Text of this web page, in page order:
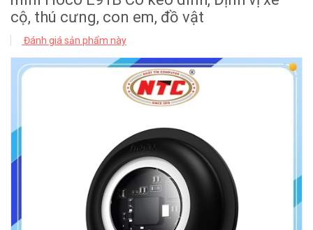
cộ, thú cưng, con em, đồ vật
Đánh giá sản phẩm này